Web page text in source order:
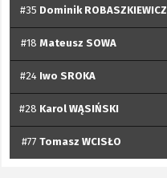
#35 Dominik ROBASZKIEWICZ
#18 Mateusz SOWA
#24 Iwo SROKA
#28 Karol WĄSIŃSKI
#77 Tomasz WCISŁO